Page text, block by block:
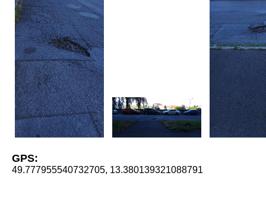
GPS:
49.777955540732705, 13.380139321088791